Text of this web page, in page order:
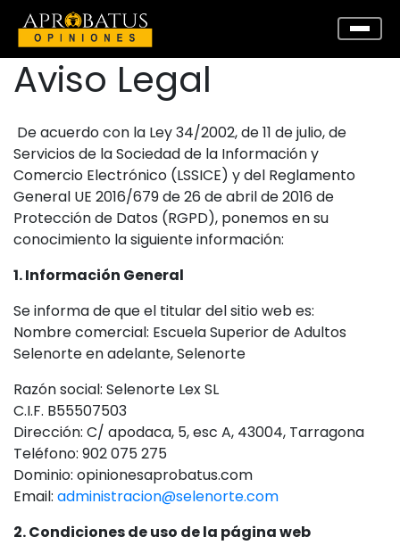
Aviso Legal
De acuerdo con la Ley 34/2002, de 11 de julio, de
Servicios de la Sociedad de la Información y
Comercio Electrónico (LSSICE) y del Reglamento
General UE 2016/679 de 26 de abril de 2016 de
Protección de Datos (RGPD), ponemos en su
conocimiento la siguiente información:
1. Información General
Se informa de que el titular del sitio web es:
Nombre comercial: Escuela Superior de Adultos
Selenorte en adelante, Selenorte
Razón social: Selenorte Lex SL
C.I.F. B55507503
Dirección: C/ apodaca, 5, esc A, 43004, Tarragona
Teléfono: 902 075 275
Dominio: opinionesaprobatus.com
Email: administracion@selenorte.com
2. Condiciones de uso de la página web